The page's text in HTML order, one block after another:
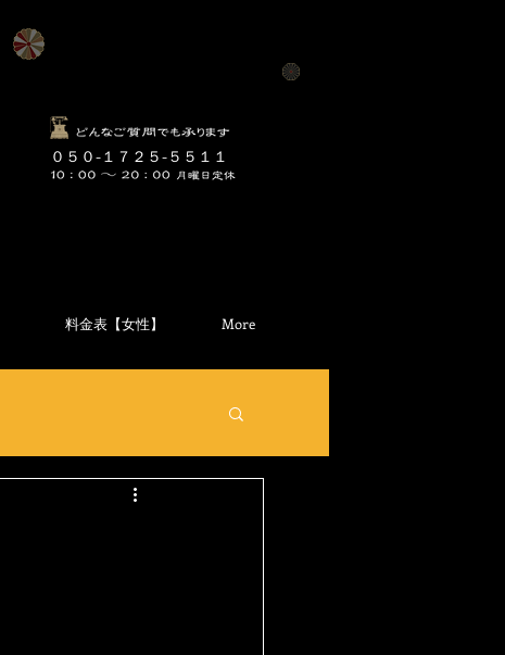
料金表【女性】 More
​０５０-１７２５-５５１１